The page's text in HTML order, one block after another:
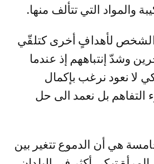
والمواد التي تتألف منها.
الشخص لأهدافٍ أخرى كتلقّي
وشدّ إنتباههم إذ عندما
لا نعود نرغب بإكمال
التفاهم بل نعمد الى حل
هي أن الدموع تتغير بين